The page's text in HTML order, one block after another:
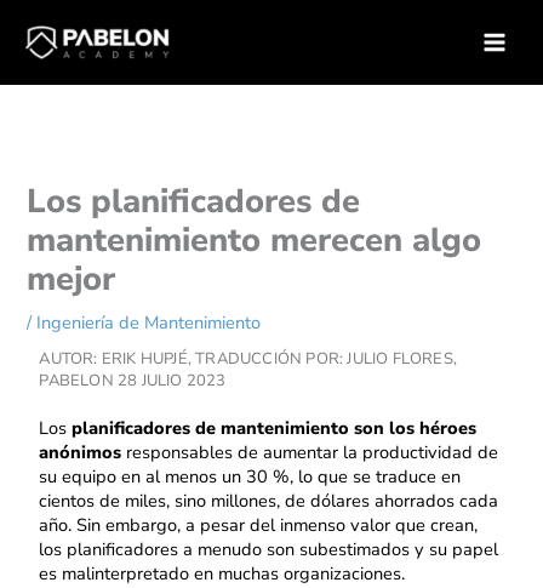
contenido
Inicio
Ingeniería de Mantenimiento
Los planificadores de mantenimiento merecen algo mejor
Los planificadores de
mantenimiento merecen algo
mejor
/ Ingeniería de Mantenimiento
AUTOR: ERIK HUPJÉ, TRADUCCIÓN POR: JULIO FLORES,
PABELON 28 JULIO 2023
Losplanificadores de mantenimiento son los héroes
anónimos responsables de aumentar la productividad de
su equipo en al menos un 30 %, lo que se traduce en
cientos de miles, sino millones, de dólares ahorrados cada
año. Sin embargo, a pesar del inmenso valor que crean,
los planificadores a menudo son subestimados y su papel
es malinterpretado en muchas organizaciones.